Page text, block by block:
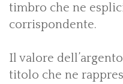
timbro che ne
corrispondente.
Il valore
titolo che ne